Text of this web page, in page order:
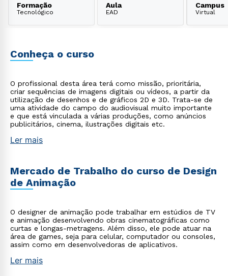
Formação
Tecnológico
Aula
EAD
Campus
Virtual
Conheça o curso
O profissional desta área terá como missão, prioritária,
criar sequências de imagens digitais ou vídeos, a partir da
utilização de desenhos e de gráficos 2D e 3D. Trata-se de
uma atividade do campo do audiovisual muito importante
e que está vinculada a várias produções, como anúncios
publicitários, cinema, ilustrações digitais etc.
Ler mais
Mercado de Trabalho do curso de Design
de Animação
O designer de animação pode trabalhar em estúdios de TV
e animação desenvolvendo obras cinematográficas como
curtas e longas-metragens. Além disso, ele pode atuar na
área de games, seja para celular, computador ou consoles,
assim como em desenvolvedoras de aplicativos.
Ler mais